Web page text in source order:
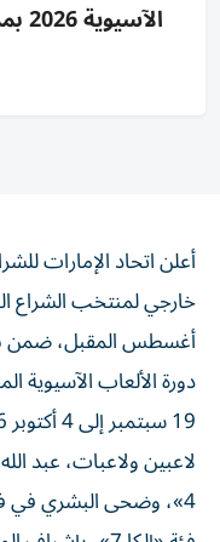
أعلن اتحاد الإمارات
أغسطس المقبل، ضمن
لاعبين ولاعبات، عبد
فئة «إلكا 7»، بإشراف المدير الفني للمنتخب زهير اللباط.